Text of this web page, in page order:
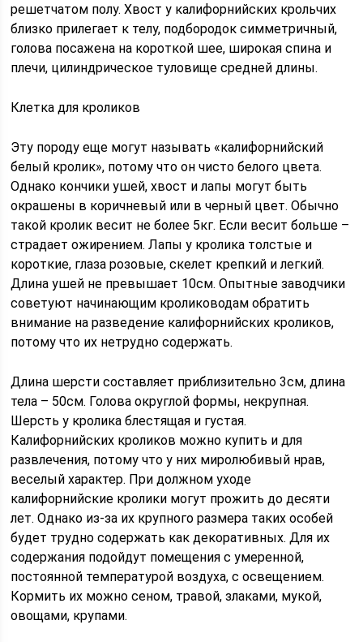
решетчатом полу. Хвост у калифорнийских крольчих
близко прилегает к телу, подбородок симметричный,
голова посажена на короткой шее, широкая спина и
плечи, цилиндрическое туловище средней длины.
Клетка для кроликов
Эту породу еще могут называть «калифорнийский
белый кролик», потому что он чисто белого цвета.
Однако кончики ушей, хвост и лапы могут быть
окрашены в коричневый или в черный цвет. Обычно
такой кролик весит не более 5кг. Если весит больше –
страдает ожирением. Лапы у кролика толстые и
короткие, глаза розовые, скелет крепкий и легкий.
Длина ушей не превышает 10см. Опытные заводчики
советуют начинающим кролиководам обратить
внимание на разведение калифорнийских кроликов,
потому что их нетрудно содержать.
Длина шерсти составляет приблизительно 3см, длина
тела – 50см. Голова округлой формы, некрупная.
Шерсть у кролика блестящая и густая.
Калифорнийских кроликов можно купить и для
развлечения, потому что у них миролюбивый нрав,
веселый характер. При должном уходе
калифорнийские кролики могут прожить до десяти
лет. Однако из-за их крупного размера таких особей
будет трудно содержать как декоративных. Для их
содержания подойдут помещения с умеренной,
постоянной температурой воздуха, с освещением.
Кормить их можно сеном, травой, злаками, мукой,
овощами, крупами.